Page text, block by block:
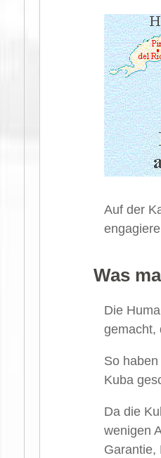
Auf der
Was
Die
gemacht,
So
Kuba
Da die
wenigen
Garantie,